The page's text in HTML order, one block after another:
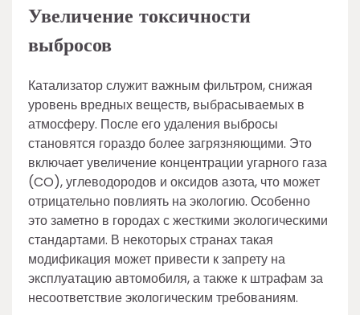
Увеличение токсичности
выбросов
Катализатор служит важным фильтром, снижая
уровень вредных веществ, выбрасываемых в
атмосферу. После его удаления выбросы
становятся гораздо более загрязняющими. Это
включает увеличение концентрации угарного газа
(CO), углеводородов и оксидов азота, что может
отрицательно повлиять на экологию. Особенно
это заметно в городах с жесткими экологическими
стандартами. В некоторых странах такая
модификация может привести к запрету на
эксплуатацию автомобиля, а также к штрафам за
несоответствие экологическим требованиям.